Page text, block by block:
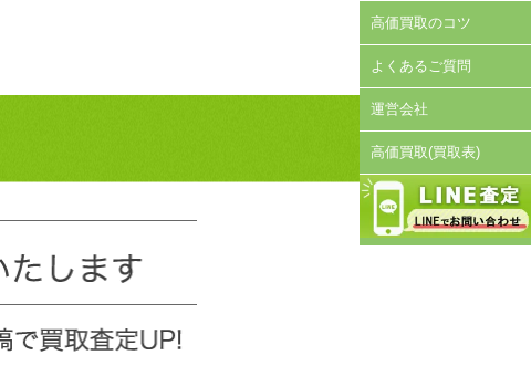
高価買取のコツ
よくあるご質問
運営会社
高価買取(買取表)